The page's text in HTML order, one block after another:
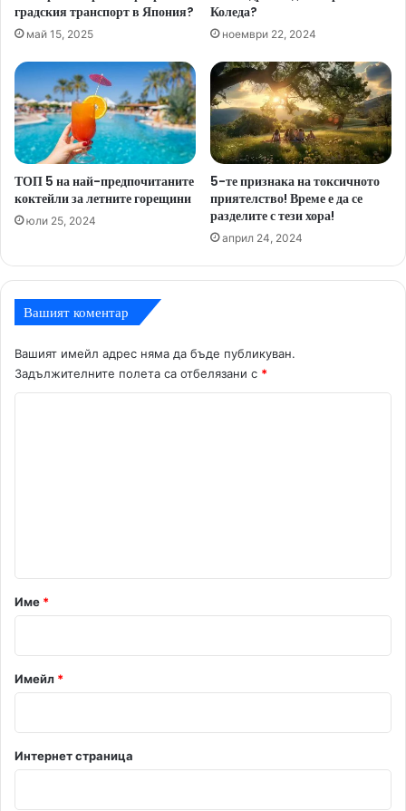
градския транспорт в Япония?
май 15, 2025
Коледа?
ноември 22, 2024
ТОП 5 на най-предпочитаните
коктейли за летните горещини
юли 25, 2024
5-те признака на токсичното
приятелство! Време е да се
разделите с тези хора!
април 24, 2024
Вашият коментар
Вашият имейл адрес няма да бъде публикуван.
Задължителните полета са отбелязани с *
р
:
*
Име *
Имейл *
Интернет страница